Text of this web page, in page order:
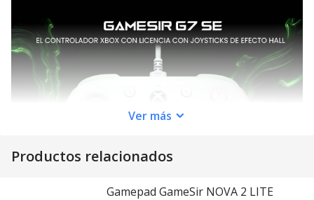
Ver más
Productos relacionados
Gamepad GameSir NOVA 2 LITE